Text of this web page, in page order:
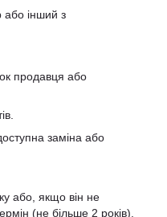
або інший з
продавця або
заміна або
або, якщо він не
(не більше 2 років).